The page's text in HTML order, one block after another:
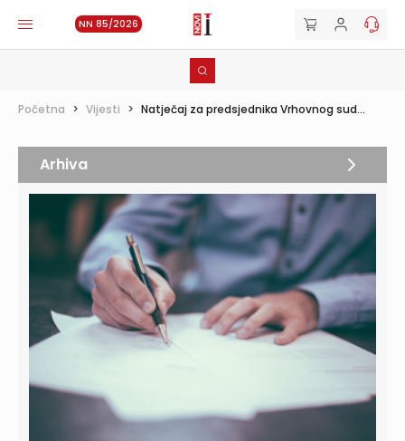
NN 85/2026
Početna > Vijesti > Natječaj za predsjednika Vrhovnog sud...
Arhiva